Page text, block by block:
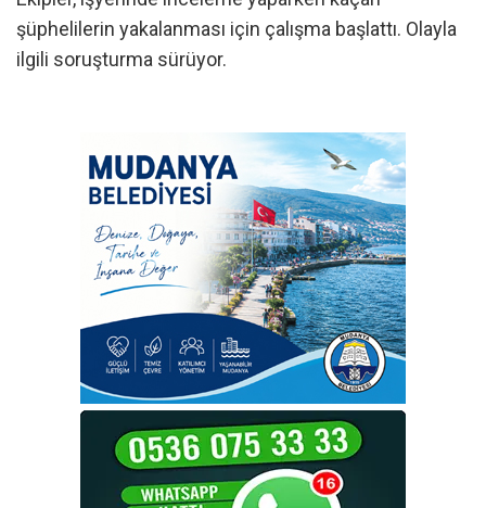
şüphelilerin yakalanması için çalışma başlattı. Olayla
ilgili soruşturma sürüyor.